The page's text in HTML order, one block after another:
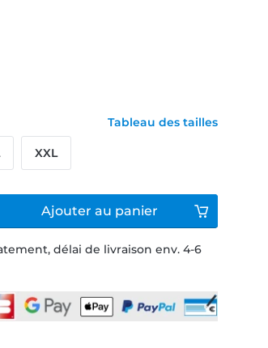
délai de livraison env. 4-6
Tableau des tailles
XXL
Ajouter au panier